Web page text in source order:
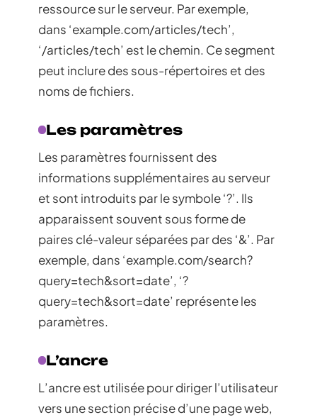
ressource sur le serveur. Par exemple,
dans ‘example.com/articles/tech’,
‘/articles/tech’ est le chemin. Ce segment
peut inclure des sous-répertoires et des
noms de fichiers.
Les paramètres
Les paramètres fournissent des
informations supplémentaires au serveur
et sont introduits par le symbole ‘?’. Ils
apparaissent souvent sous forme de
paires clé-valeur séparées par des ‘&’. Par
exemple, dans ‘example.com/search?
query=tech&sort=date’, ‘?
query=tech&sort=date’ représente les
paramètres.
L’ancre
L’ancre est utilisée pour diriger l’utilisateur
vers une section précise d’une page web,